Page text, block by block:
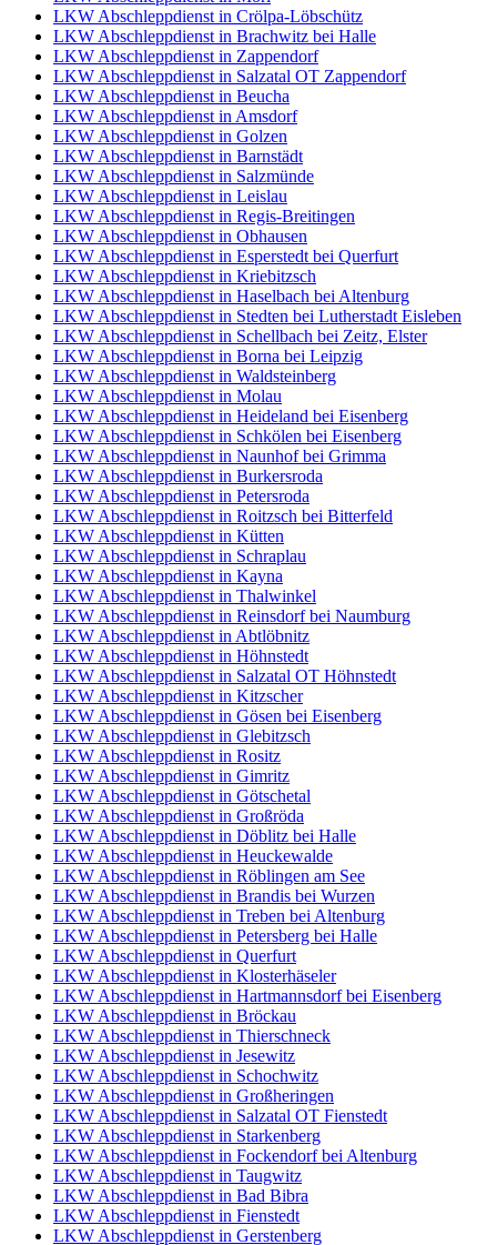
LKW Abschleppdienst in Crölpa-Löbschütz
LKW Abschleppdienst in Brachwitz bei Halle
LKW Abschleppdienst in Zappendorf
LKW Abschleppdienst in Salzatal OT Zappendorf
LKW Abschleppdienst in Beucha
LKW Abschleppdienst in Amsdorf
LKW Abschleppdienst in Golzen
LKW Abschleppdienst in Barnstädt
LKW Abschleppdienst in Salzmünde
LKW Abschleppdienst in Leislau
LKW Abschleppdienst in Regis-Breitingen
LKW Abschleppdienst in Obhausen
LKW Abschleppdienst in Esperstedt bei Querfurt
LKW Abschleppdienst in Kriebitzsch
LKW Abschleppdienst in Haselbach bei Altenburg
LKW Abschleppdienst in Stedten bei Lutherstadt Eisleben
LKW Abschleppdienst in Schellbach bei Zeitz, Elster
LKW Abschleppdienst in Borna bei Leipzig
LKW Abschleppdienst in Waldsteinberg
LKW Abschleppdienst in Molau
LKW Abschleppdienst in Heideland bei Eisenberg
LKW Abschleppdienst in Schkölen bei Eisenberg
LKW Abschleppdienst in Naunhof bei Grimma
LKW Abschleppdienst in Burkersroda
LKW Abschleppdienst in Petersroda
LKW Abschleppdienst in Roitzsch bei Bitterfeld
LKW Abschleppdienst in Kütten
LKW Abschleppdienst in Schraplau
LKW Abschleppdienst in Kayna
LKW Abschleppdienst in Thalwinkel
LKW Abschleppdienst in Reinsdorf bei Naumburg
LKW Abschleppdienst in Abtlöbnitz
LKW Abschleppdienst in Höhnstedt
LKW Abschleppdienst in Salzatal OT Höhnstedt
LKW Abschleppdienst in Kitzscher
LKW Abschleppdienst in Gösen bei Eisenberg
LKW Abschleppdienst in Glebitzsch
LKW Abschleppdienst in Rositz
LKW Abschleppdienst in Gimritz
LKW Abschleppdienst in Götschetal
LKW Abschleppdienst in Großröda
LKW Abschleppdienst in Döblitz bei Halle
LKW Abschleppdienst in Heuckewalde
LKW Abschleppdienst in Röblingen am See
LKW Abschleppdienst in Brandis bei Wurzen
LKW Abschleppdienst in Treben bei Altenburg
LKW Abschleppdienst in Petersberg bei Halle
LKW Abschleppdienst in Querfurt
LKW Abschleppdienst in Klosterhäseler
LKW Abschleppdienst in Hartmannsdorf bei Eisenberg
LKW Abschleppdienst in Bröckau
LKW Abschleppdienst in Thierschneck
LKW Abschleppdienst in Jesewitz
LKW Abschleppdienst in Schochwitz
LKW Abschleppdienst in Großheringen
LKW Abschleppdienst in Salzatal OT Fienstedt
LKW Abschleppdienst in Starkenberg
LKW Abschleppdienst in Fockendorf bei Altenburg
LKW Abschleppdienst in Taugwitz
LKW Abschleppdienst in Bad Bibra
LKW Abschleppdienst in Fienstedt
LKW Abschleppdienst in Gerstenberg